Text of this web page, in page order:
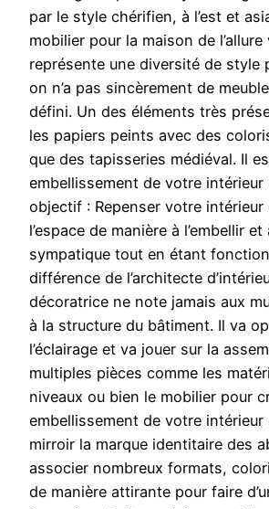
par le style chérifien, à l’est et
mobilier pour la maison de
représente une diversité de style
on n’a pas sincèrement de
défini. Un des éléments très
les papiers peints avec des
que des tapisseries médiéval. Il
embellissement de votre intérieur
objectif : Repenser votre intérieur
l’espace de manière à l’embellir
sympatique tout en étant
différence de l’architecte
décoratrice ne note jamais aux
à la structure du bâtiment. Il va
l’éclairage et va jouer sur la
multiples pièces comme les
niveaux ou bien le mobilier pour
embellissement de votre intérieur
mirroir la marque identitaire des
associer nombreux formats,
de manière attirante pour faire